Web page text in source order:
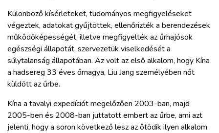
Különböző kísérleteket, tudományos megfigyeléseket
végeztek, adatokat gyűjtöttek, ellenőrizték a berendezések
működőképességét, illetve megfigyelték az űrhajósok
egészségi állapotát, szervezetük viselkedését a
súlytalanság állapotában. Az volt az első alkalom, hogy Kína
a hadsereg 33 éves őrnagya, Liu Jang személyében nőt
küldött az űrbe.
Kína a tavalyi expedíciót megelőzően 2003-ban, majd
2005-ben és 2008-ban juttatott embert az űrbe, ami azt
jelenti, hogy a soron következő lesz az ötödik ilyen alkalom.